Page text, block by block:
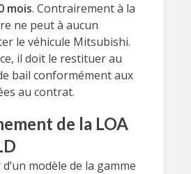
mois. Contrairement à la
ne peut à aucun
le véhicule Mitsubishi.
il doit le restituer au
bail conformément aux
au contrat.
de la LOA
modèle de la gamme